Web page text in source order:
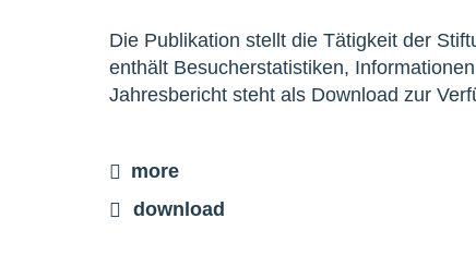
Die Publikation stellt die Tätigkeit der
enthält Besucherstatistiken,
Jahresbericht steht als Download zur
more
download